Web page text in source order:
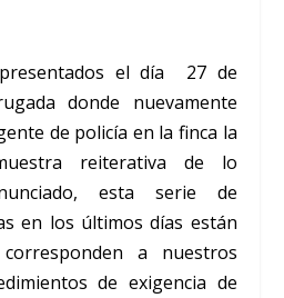
el día 27 de
donde nuevamente
de policía en la finca la
reiterativa de lo
esta serie de
en los últimos días están
a nuestros
de exigencia de